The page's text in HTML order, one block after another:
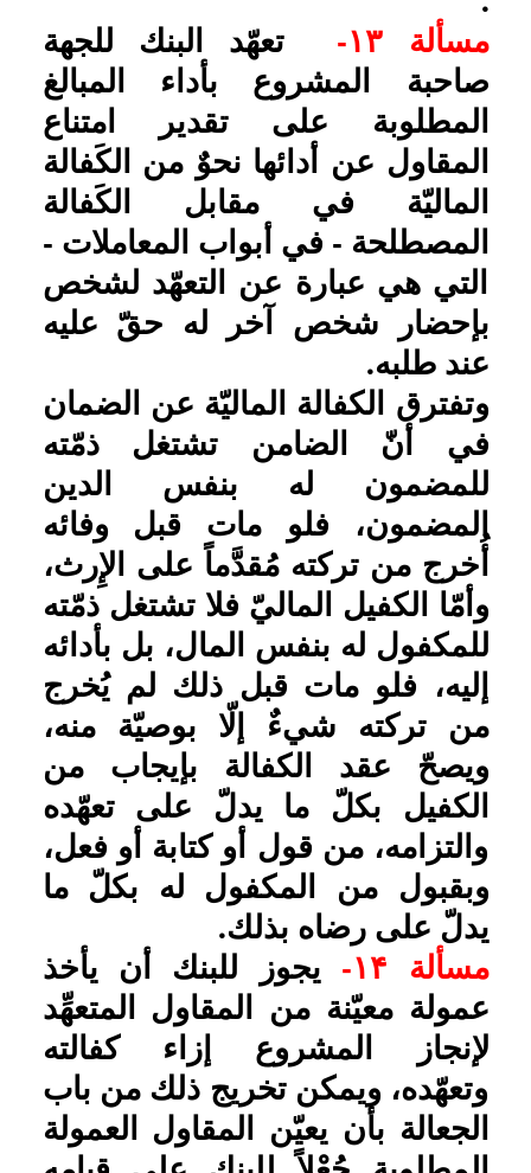
وأمّا الكفيل الماليّ فلا تشتغل ذمّته
للمكفول له بنفس المال، بل بأدائه
إليه، فلو مات قبل ذلك لم ‏يُخرج
من تركته شيءٌ إلّا بوصيّة منه،
ويصحّ عقد الكفالة بإيجاب من
الكفيل بكلّ ما يدلّ على تعهّده
والتزامه، من قول أو كتابة أو فعل،
وبقبول من المكفول له بكلّ ما
يدلّ على رضاه بذلك.
مسألة ۱۴-
يجوز للبنك أن يأخذ
عمولة معيّنة من المقاول المتعهِّد
لإنجاز المشروع إزاء كفالته
وتعهّده، ويمكن تخريج ذلك من باب
المطلوبة جُعْلاً للبنك على قيامه
بعمل الكفالة فيحلّ له أخذها حينئذٍ.
مسألة ۱۵-
إذا تخلّف المقاول عن
إنجاز المشروع في المدّة المقرّرة،
وامتنع عن دفع المبالغ المطلوبة
إلى المتعهَّد له (صاحب المشروع)
فقام البنك بدفعها إليه، فهل يحقّ
للبنك الرجوع بها على المقاول أم
لا؟ الظاهر أنّه يحقّ له ذلك، لأنّ
تعهّد البنك وكفالته كان بطلب من
المقاول، فهو ضامن لما يخسره
البنك بمقتضى تعهّده، فيحقّ له أن
يرجع إليه ويطالبه به.
تاریخ به روزرسانی: یکشنبه, ۷ اردیبهشت
۱۴۰۴